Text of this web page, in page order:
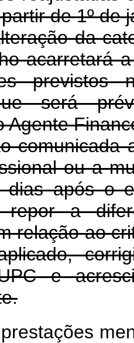
de 1º de
da
acarretará
será
Agente
ao
ou a
após o
repor a
relação ao
e